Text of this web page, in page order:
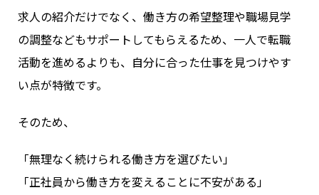
求人の紹介だけでなく、働き方の希望整理や職場見学
の調整などもサポートしてもらえるため、一人で転職
活動を進めるよりも、自分に合った仕事を見つけやす
い点が特徴です。
そのため、
「無理なく続けられる働き方を選びたい」
「正社員から働き方を変えることに不安がある」